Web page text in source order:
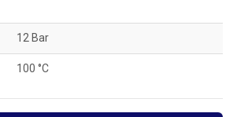
12 Bar
100 °C